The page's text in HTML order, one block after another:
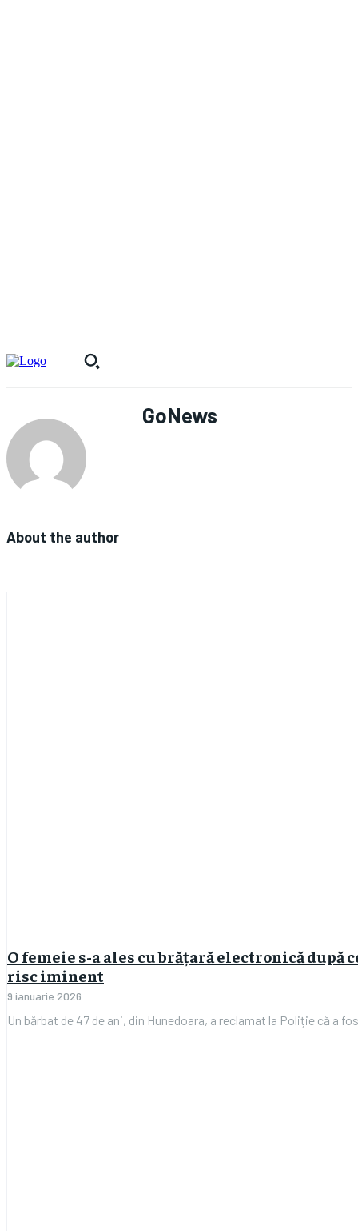
GoNews
About the author
O femeie s-a ales cu brățară electronică
risc iminent
9 ianuarie 2026
Un bărbat de 47 de ani, din Hunedoara, a reclamat la Poliție că a